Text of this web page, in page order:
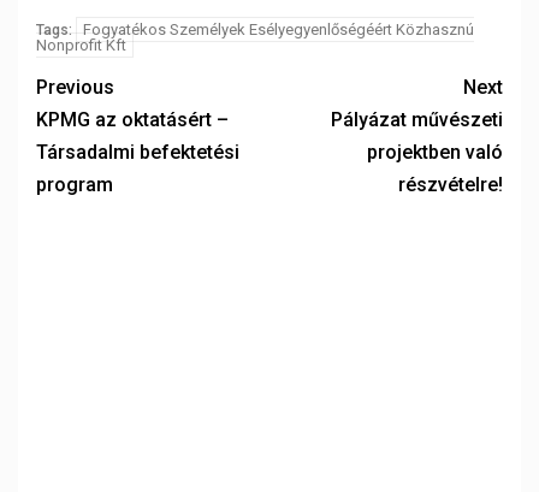
Tags:
Fogyatékos Személyek Esélyegyenlőségéért Közhasznú
Nonprofit Kft
Previous
KPMG az oktatásért –
Társadalmi befektetési
program
Next
Pályázat művészeti
projektben való
részvételre!